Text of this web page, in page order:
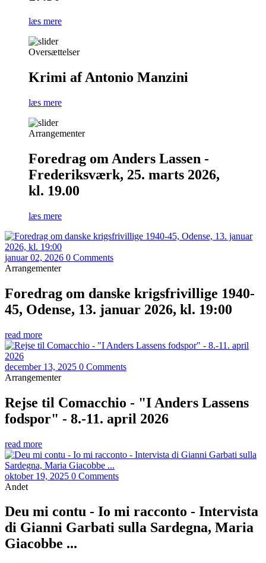
læs mere
Oversættelser
Krimi af Antonio Manzini
læs mere
Arrangementer
Foredrag om Anders Lassen -
Frederiksværk, 25. marts 2026,
kl. 19.00
læs mere
januar 02, 2026 0 Comments
Arrangementer
Foredrag om danske krigsfrivillige 1940-
45, Odense, 13. januar 2026, kl. 19:00
read more
december 13, 2025 0 Comments
Arrangementer
Rejse til Comacchio - "I Anders Lassens
fodspor" - 8.-11. april 2026
read more
oktober 19, 2025 0 Comments
Andet
Deu mi contu - Io mi racconto - Intervista
di Gianni Garbati sulla Sardegna, Maria
Giacobbe ...